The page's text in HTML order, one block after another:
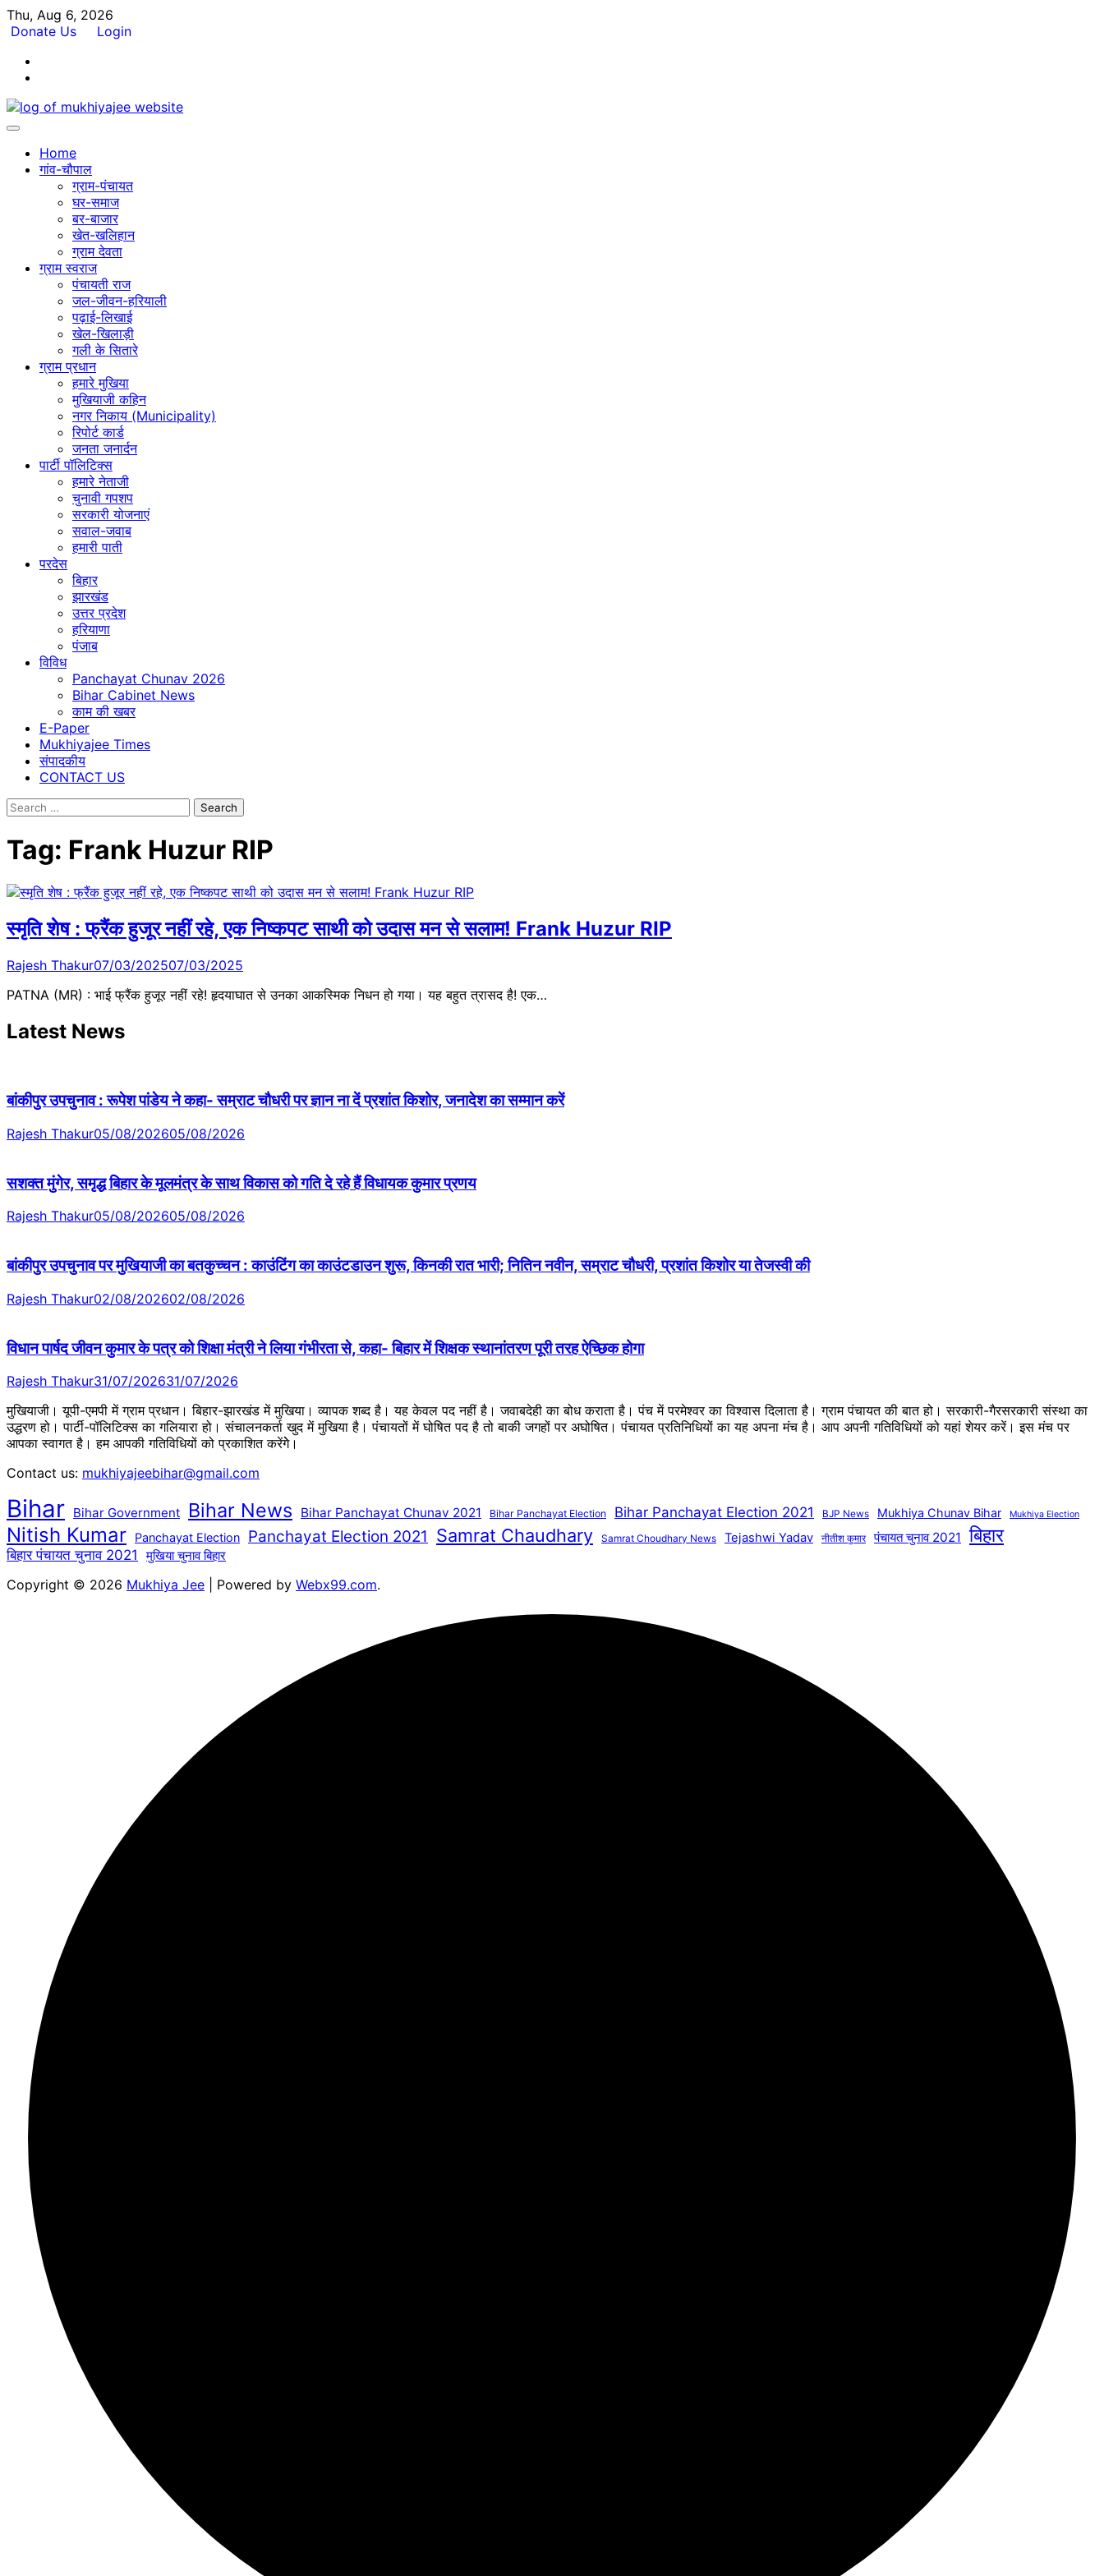
Skip
to
Thu, Aug 6, 2026
Donate Us
Login
Home
गांव-चौपाल
ग्राम-पंचायत
घर-समाज
बर-बाजार
खेत-खलिहान
ग्राम देवता
ग्राम स्वराज
पंचायती राज
जल-जीवन-हरियाली
पढ़ाई-लिखाई
खेल-खिलाड़ी
गली के सितारे
ग्राम प्रधान
हमारे मुखिया
मुखियाजी कहिन
नगर निकाय (Municipality)
रिपोर्ट कार्ड
जनता जनार्दन
पार्टी पॉलिटिक्स
हमारे नेताजी
चुनावी गपशप
सरकारी योजनाएं
सवाल-जवाब
हमारी पाती
परदेस
बिहार
झारखंड
उत्तर प्रदेश
हरियाणा
पंजाब
विविध
Panchayat Chunav 2026
Bihar Cabinet News
काम की खबर
E-Paper
Mukhiyajee Times
संपादकीय
CONTACT US
Search
Tag: Frank Huzur RIP
स्मृति शेष : फ्रैंक हुजूर नहीं रहे, एक निष्कपट साथी को उदास मन से सलाम! Frank Huzur RIP
Rajesh Thakur07/03/202507/03/2025
PATNA (MR) : भाई फ्रैंक हुजूर नहीं रहे! हृदयाघात से उनका आकस्मिक निधन हो गया। यह बहुत त्रासद है! एक…
Latest News
बांकीपुर उपचुनाव : रूपेश पांडेय ने कहा- सम्राट चौधरी पर ज्ञान ना दें प्रशांत किशोर, जनादेश का सम्मान करें
Rajesh Thakur05/08/202605/08/2026
सशक्त मुंगेर, समृद्ध बिहार के मूलमंत्र के साथ विकास को गति दे रहे हैं विधायक कुमार प्रणय
Rajesh Thakur05/08/202605/08/2026
बांकीपुर उपचुनाव पर मुखियाजी का बतकुच्चन : काउंटिंग का काउंटडाउन शुरू, किनकी रात भारी; नितिन नवीन, सम्राट चौधरी, प्रशांत किशोर या तेजस्वी की
Rajesh Thakur02/08/202602/08/2026
विधान पार्षद जीवन कुमार के पत्र को शिक्षा मंत्री ने लिया गंभीरता से, कहा- बिहार में शिक्षक स्थानांतरण पूरी तरह ऐच्छिक होगा
Rajesh Thakur31/07/202631/07/2026
मुखियाजी। यूपी-एमपी में ग्राम प्रधान। बिहार-झारखंड में मुखिया। व्यापक शब्द है। यह केवल पद नहीं है। जवाबदेही का बोध कराता है। पंच में परमेश्वर का विश्वास दिलाता है। ग्राम पंचायत की बात हो। सरकारी-गैरसरकारी संस्था का
उद्धरण हो। पार्टी-पॉलिटिक्स का गलियारा हो। संचालनकर्ता खुद में मुखिया है। पंचायतों में घोषित पद है तो बाकी जगहों पर अघोषित। पंचायत प्रतिनिधियों का यह अपना मंच है। आप अपनी गतिविधियों को यहां शेयर करें। इस मंच पर
आपका स्वागत है। हम आपकी गतिविधियों को प्रकाशित करेंगेे।
Contact us: mukhiyajeebihar@gmail.com
Bihar Bihar Government Bihar News Bihar Panchayat Chunav 2021 Bihar Panchayat Election Bihar Panchayat Election 2021 BJP News Mukhiya Chunav Bihar Mukhiya Election
Nitish Kumar Panchayat Election Panchayat Election 2021 Samrat Chaudhary Samrat Choudhary News Tejashwi Yadav नीतीश कुमार पंचायत चुनाव 2021 बिहार
बिहार पंचायत चुनाव 2021 मुखिया चुनाव बिहार
Copyright © 2026 Mukhiya Jee | Powered by Webx99.com.